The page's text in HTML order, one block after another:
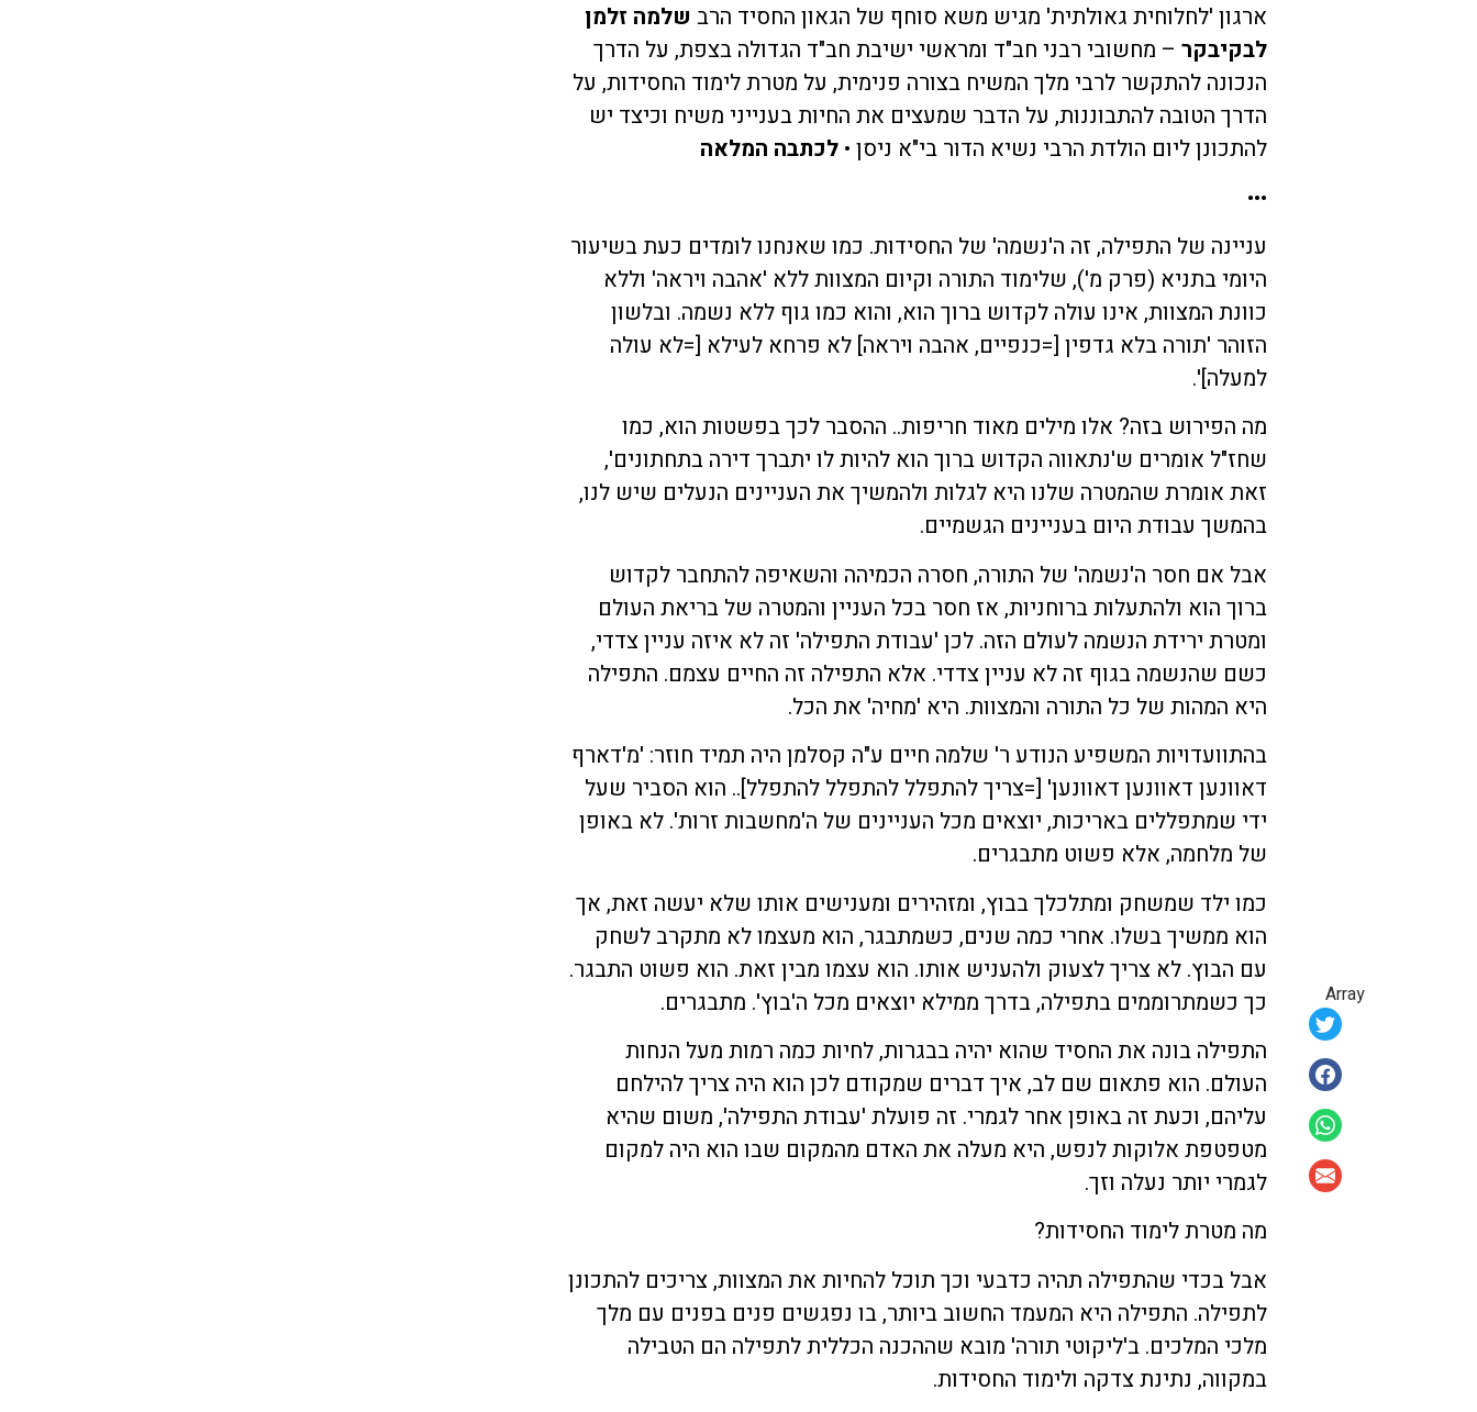
Array
ארגון 'לחלוחית גאולתית' מגיש משא סוחף של הגאון החסיד הרב שלמה זלמן
לבקיבקר – מחשובי רבני חב"ד ומראשי ישיבת חב"ד הגדולה בצפת, על הדרך
הנכונה להתקשר לרבי מלך המשיח בצורה פנימית, על מטרת לימוד החסידות, על
הדרך הטובה להתבוננות, על הדבר שמעצים את החיות בענייני משיח וכיצד יש
להתכונן ליום הולדת הרבי נשיא הדור בי"א ניסן • לכתבה המלאה
•••
עניינה של התפילה, זה ה'נשמה' של החסידות. כמו שאנחנו לומדים כעת בשיעור
היומי בתניא (פרק מ'), שלימוד התורה וקיום המצוות ללא 'אהבה ויראה' וללא
כוונת המצוות, אינו עולה לקדוש ברוך הוא, והוא כמו גוף ללא נשמה. ובלשון
הזוהר 'תורה בלא גדפין [=כנפיים, אהבה ויראה] לא פרחא לעילא [=לא עולה
למעלה]'.
מה הפירוש בזה? אלו מילים מאוד חריפות.. ההסבר לכך בפשטות הוא, כמו
שחז"ל אומרים ש'נתאווה הקדוש ברוך הוא להיות לו יתברך דירה בתחתונים',
זאת אומרת שהמטרה שלנו היא לגלות ולהמשיך את העניינים הנעלים שיש לנו,
בהמשך עבודת היום בעניינים הגשמיים.
אבל אם חסר ה'נשמה' של התורה, חסרה הכמיהה והשאיפה להתחבר לקדוש
ברוך הוא ולהתעלות ברוחניות, אז חסר בכל העניין והמטרה של בריאת העולם
ומטרת ירידת הנשמה לעולם הזה. לכן 'עבודת התפילה' זה לא איזה עניין צדדי,
כשם שהנשמה בגוף זה לא עניין צדדי. אלא התפילה זה החיים עצמם. התפילה
היא המהות של כל התורה והמצוות. היא 'מחיה' את הכל.
בהתוועדויות המשפיע הנודע ר' שלמה חיים ע"ה קסלמן היה תמיד חוזר: 'מ'דארף
דאוונען דאוונען דאוונען' [=צריך להתפלל להתפלל להתפלל].. הוא הסביר שעל
ידי שמתפללים באריכות, יוצאים מכל העניינים של ה'מחשבות זרות'. לא באופן
של מלחמה, אלא פשוט מתבגרים.
כמו ילד שמשחק ומתלכלך בבוץ, ומזהירים ומענישים אותו שלא יעשה זאת, אך
הוא ממשיך בשלו. אחרי כמה שנים, כשמתבגר, הוא מעצמו לא מתקרב לשחק
עם הבוץ. לא צריך לצעוק ולהעניש אותו. הוא עצמו מבין זאת. הוא פשוט התבגר.
כך כשמתרוממים בתפילה, בדרך ממילא יוצאים מכל ה'בוץ'. מתבגרים.
התפילה בונה את החסיד שהוא יהיה בבגרות, לחיות כמה רמות מעל הנחות
העולם. הוא פתאום שם לב, איך דברים שמקודם לכן הוא היה צריך להילחם
עליהם, וכעת זה באופן אחר לגמרי. זה פועלת 'עבודת התפילה', משום שהיא
מטפטפת אלוקות לנפש, היא מעלה את האדם מהמקום שבו הוא היה למקום
לגמרי יותר נעלה וזך.
מה מטרת לימוד החסידות?
אבל בכדי שהתפילה תהיה כדבעי וכך תוכל להחיות את המצוות, צריכים להתכונן
לתפילה. התפילה היא המעמד החשוב ביותר, בו נפגשים פנים בפנים עם מלך
מלכי המלכים. ב'ליקוטי תורה' מובא שההכנה הכללית לתפילה הם הטבילה
במקווה, נתינת צדקה ולימוד החסידות.